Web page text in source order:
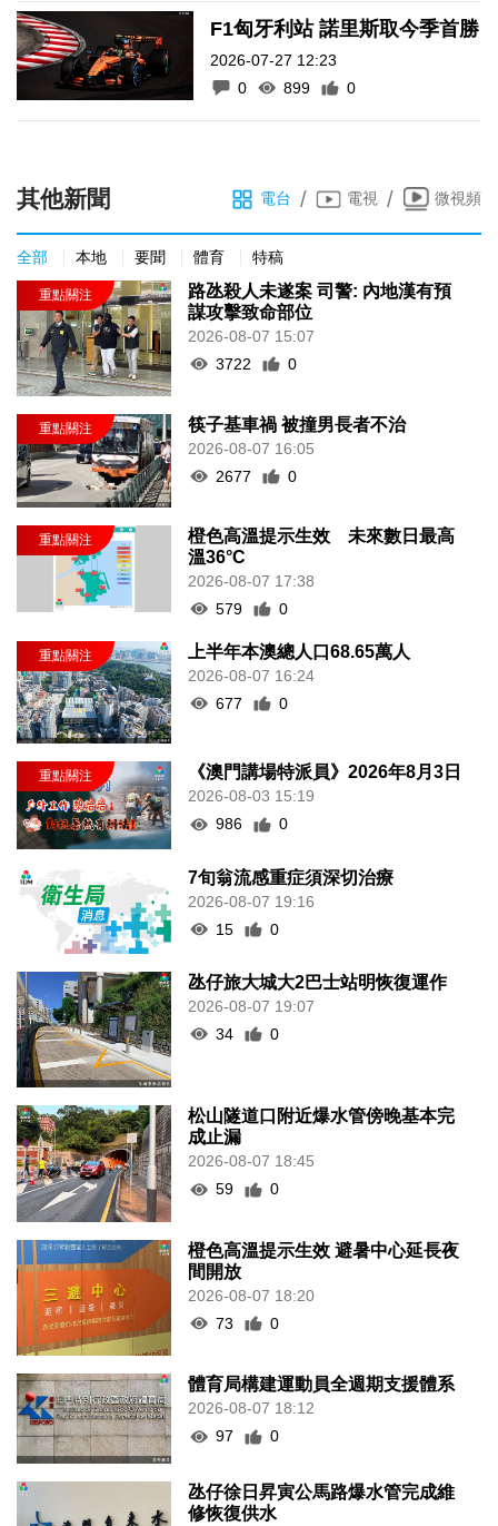
F1匈牙利站 諾里斯取今季首勝
2026-07-27 12:23
0
899 0
其他新聞 電台 / 電視 / 微視頻
全部 本地 要聞 體育 特稿
路氹殺人未遂案 司警: 內地漢有預
謀攻擊致命部位
2026-08-07 15:07
3722
0
筷子基車禍 被撞男長者不治
2026-08-07 16:05
2677
0
橙色高溫提示生效 未來數日最高
溫36°C
2026-08-07 17:38
579
0
上半年本澳總人口68.65萬人
2026-08-07 16:24
677
0
《澳門講場特派員》2026年8月3日
2026-08-03 15:19
986
0
7旬翁流感重症須深切治療
2026-08-07 19:16
15
0
氹仔旅大城大2巴士站明恢復運作
2026-08-07 19:07
34
0
松山隧道口附近爆水管傍晚基本完
成止漏
2026-08-07 18:45
59
0
橙色高溫提示生效 避暑中心延長夜
間開放
2026-08-07 18:20
73
0
體育局構建運動員全週期支援體系
2026-08-07 18:12
97
0
氹仔徐日昇寅公馬路爆水管完成維
修恢復供水